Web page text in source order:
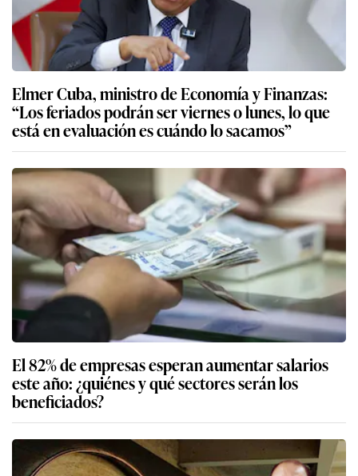
Elmer Cuba, ministro de Economía y Finanzas:
“Los feriados podrán ser viernes o lunes, lo que
está en evaluación es cuándo lo sacamos”
El 82% de empresas esperan aumentar salarios
este año: ¿quiénes y qué sectores serán los
beneficiados?